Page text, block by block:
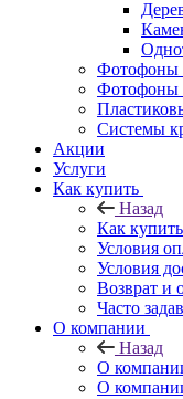
Фотофоны
Фотофоны
Системы
Акции
Услуги
Как купить
Назад
Как купить
Условия
Условия
Возврат и
Часто
О компании
Назад
О
О